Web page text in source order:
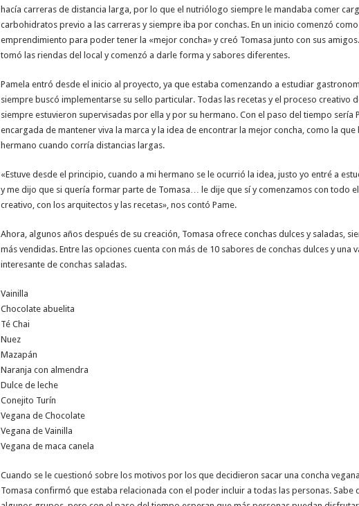
hacía carreras de distancia larga, por lo que el nutriólogo siempre le mandaba comer
carbohidratos previo a las carreras y siempre iba por conchas. En un inicio comenzó como
emprendimiento para poder tener la «mejor concha» y creó Tomasa junto con sus
tomó las riendas del local y comenzó a darle forma y sabores diferentes.
Pamela entró desde el inicio al proyecto, ya que estaba comenzando a estudiar
siempre buscó implementarse su sello particular. Todas las recetas y el proceso creativo
siempre estuvieron supervisadas por ella y por su hermano. Con el paso del tiempo sería
encargada de mantener viva la marca y la idea de encontrar la mejor concha, como la que
hermano cuando corría distancias largas.
«Estuve desde el principio, cuando a mi hermano se le ocurrió la idea, justo yo entré a
y me dijo que si quería formar parte de Tomasa… le dije que sí y comenzamos con todo
creativo, con los arquitectos y las recetas», nos contó Pame.
Ahora, algunos años después de su creación, Tomasa ofrece conchas dulces y saladas,
más vendidas. Entre las opciones cuenta con más de 10 sabores de conchas dulces y una
interesante de conchas saladas.
Vainilla
Chocolate abuelita
Té Chai
Nuez
Mazapán
Naranja con almendra
Dulce de leche
Conejito Turín
Vegana de Chocolate
Vegana de Vainilla
Vegana de maca canela
Cuando se le cuestionó sobre los motivos por los que decidieron sacar una concha
Tomasa confirmó que estaba relacionada con el poder incluir a todas las personas. Sabe